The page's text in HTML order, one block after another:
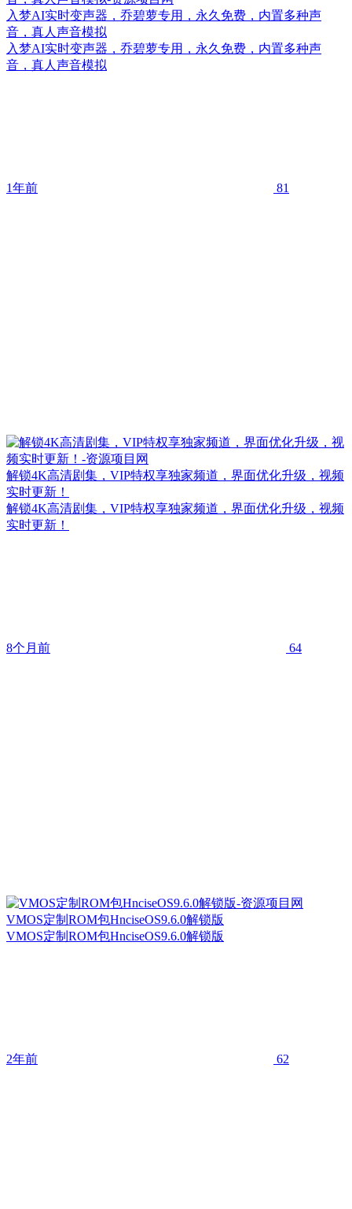
入梦AI实时变声器，乔碧萝专用，永久免费，内置多种声
音，真人声音模拟
入梦AI实时变声器，乔碧萝专用，永久免费，内置多种声
音，真人声音模拟
1年前 81
解锁4K高清剧集，VIP特权享独家频道，界面优化升级，视频
实时更新！
解锁4K高清剧集，VIP特权享独家频道，界面优化升级，视频
实时更新！
8个月前 64
VMOS定制ROM包HnciseOS9.6.0解锁版
VMOS定制ROM包HnciseOS9.6.0解锁版
2年前 62